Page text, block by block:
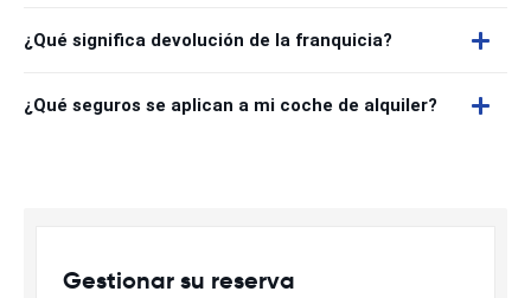
¿Qué significa devolución de la franquicia?
¿Qué seguros se aplican a mi coche de alquiler?
Gestionar su reserva